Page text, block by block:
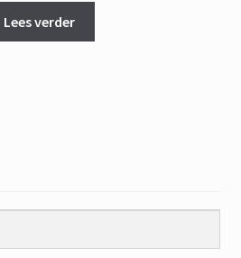
Lees verder